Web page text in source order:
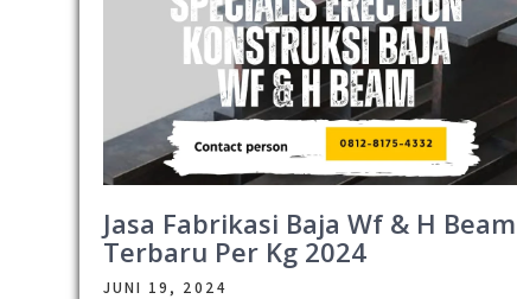
Jasa Fabrikasi Baja Wf & H Beam
Terbaru Per Kg 2024
JUNI 19, 2024